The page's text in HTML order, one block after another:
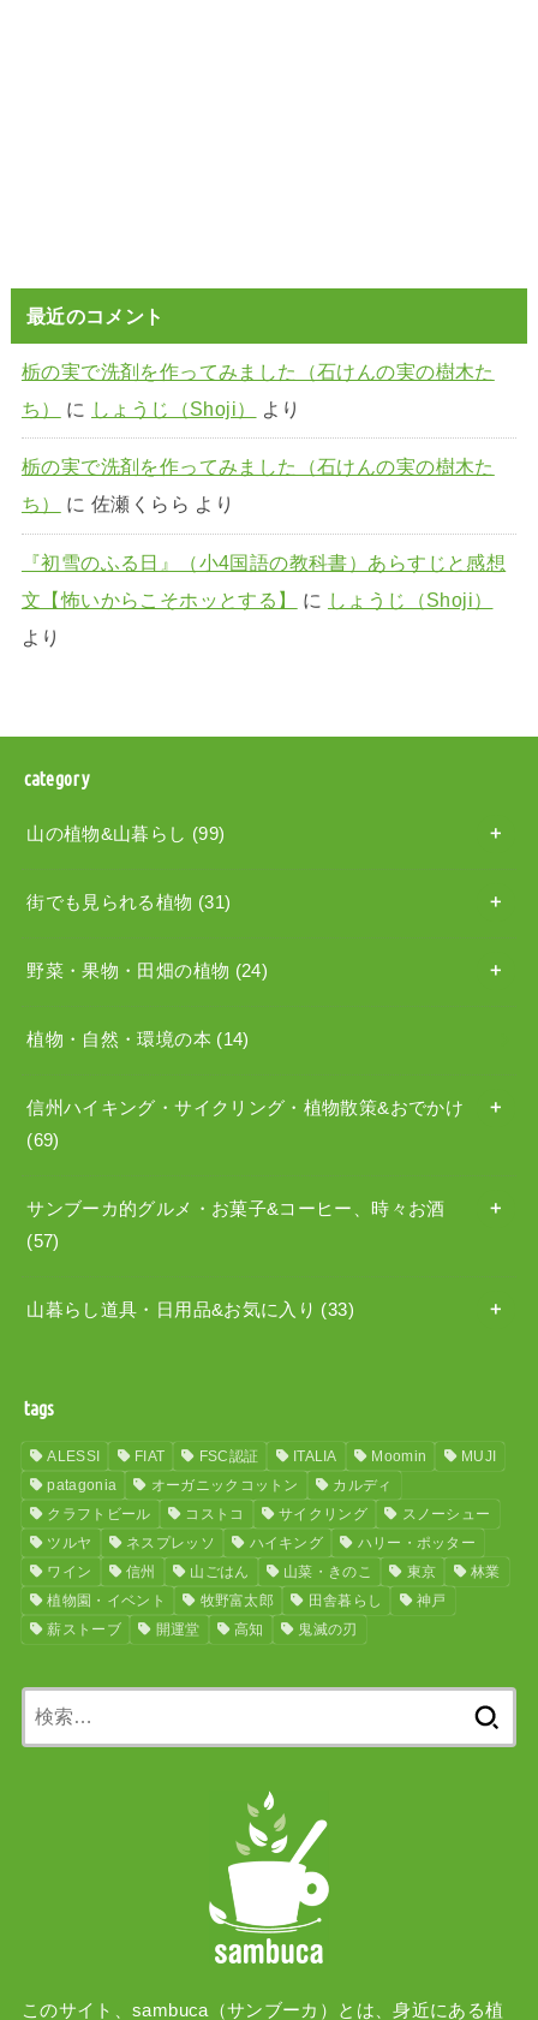
最近のコメント
栃の実で洗剤を作ってみました（石けんの実の樹木た
ち）
に しょうじ（Shoji） より
栃の実で洗剤を作ってみました（石けんの実の樹木た
ち）
に 佐瀬くらら より
『初雪のふる日』（小4国語の教科書）あらすじと感想
文【怖いからこそホッとする】
に しょうじ（Shoji）
より
category
山の植物&山暮らし (99)
街でも見られる植物 (31)
野菜・果物・田畑の植物 (24)
植物・自然・環境の本 (14)
信州ハイキング・サイクリング・植物散策&おでかけ
(69)
サンブーカ的グルメ・お菓子&コーヒー、時々お酒
(57)
山暮らし道具・日用品&お気に入り (33)
tags
ALESSI FIAT FSC認証 ITALIA Moomin
MUJI
patagonia
オーガニックコットン
カルディ
クラフトビール
コストコ サイクリング
スノーシュー
ツルヤ
ネスプレッソ ハイキング
ハリー・ポッター
ワイン
信州 山ごはん 山菜・きのこ 東京
林業
植物園・イベント
牧野富太郎 田舎暮らし
神戸
薪ストーブ
開運堂 高知 鬼滅の刃
このサイト、sambuca（サンブーカ）とは、身近にある植